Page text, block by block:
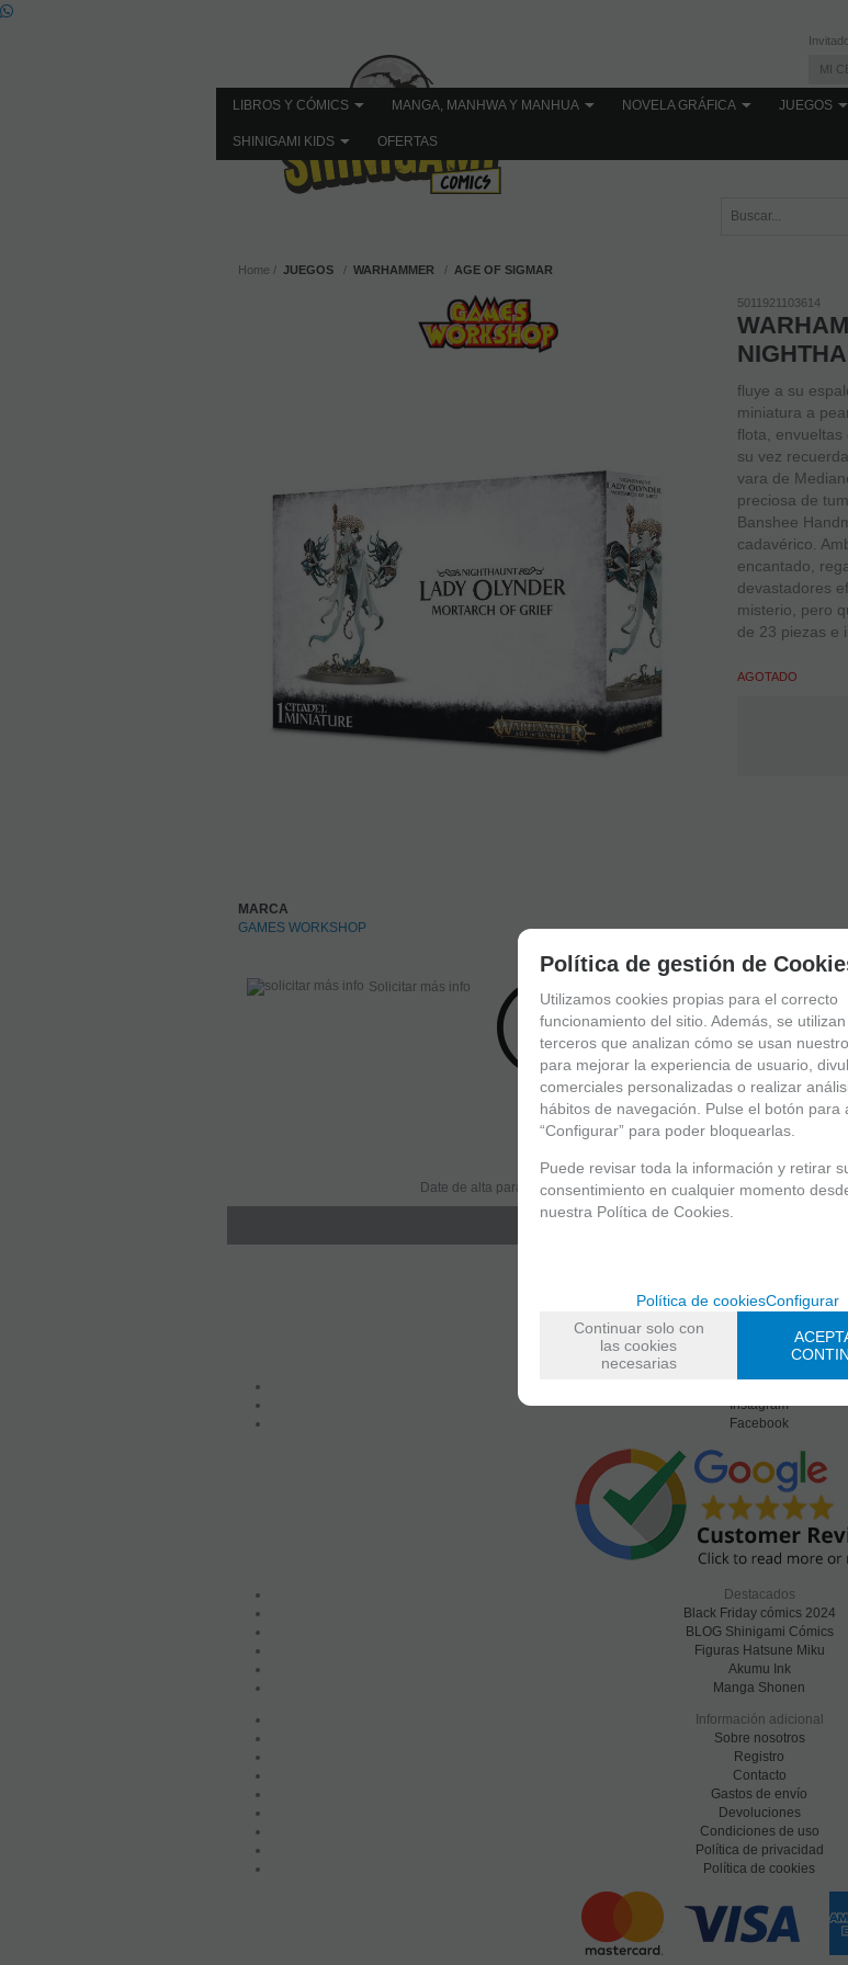
MI
LIBROS Y CÓMICS MANGA, MANHWA Y MANHUA NOVELA GRÁFICA JUEGOS
SHINIGAMI KIDS OFERTAS
Home JUEGOS WARHAMMER AGE OF SIGMAR
5011921103614
fluye a su
miniatura a
flota, envueltas
su vez
vara de
preciosa de
Banshee
cadavérico.
encantado,
devastadores
misterio, pero
de 23 piezas e
AGOTADO
MARCA
GAMES WORKSHOP
Solicitar más info
Recomendar
Entérate de lo último
Date de alta para estar al día de las novedades a través de nuestro
Shinigami Cómics
987 79 87 30
670 32 69 14
info@shinigamicomics.com
Instagram
Facebook
Destacados
Black Friday cómics 2024
BLOG Shinigami Cómics
Figuras Hatsune Miku
Akumu Ink
Manga Shonen
Información adicional
Sobre nosotros
Registro
Contacto
Gastos de envío
Devoluciones
Condiciones de uso
Política de privacidad
Política de cookies
Política de gestión de
Utilizamos cookies propias para el correcto
funcionamiento del sitio. Además, se
terceros que analizan cómo se usan
para mejorar la experiencia de usuario,
comerciales personalizadas o realizar
hábitos de navegación. Pulse el botón para
“Configurar” para poder bloquearlas.
Puede revisar toda la información y retirar
consentimiento en cualquier momento
nuestra Política de Cookies.
Política de cookiesConfigurar
Continuar solo con
las cookies
necesarias